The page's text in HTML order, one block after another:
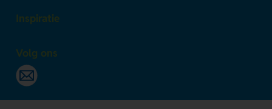
Inspiratie
Volg ons